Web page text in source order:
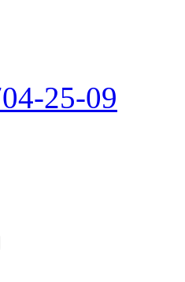
25-09